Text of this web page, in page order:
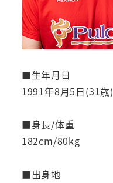
■生年月日
1991年8月5日(31歳)
■身長/体重
182cm/80kg
■出身地